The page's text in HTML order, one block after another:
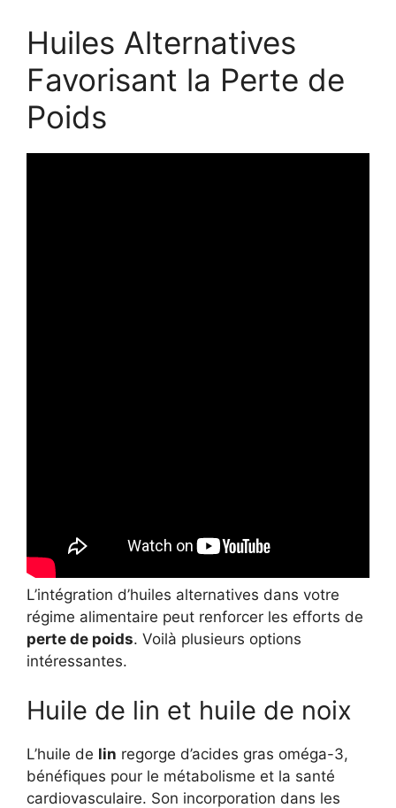
Huiles Alternatives
Favorisant la Perte de
Poids
L’intégration d’huiles alternatives dans votre
régime alimentaire peut renforcer les efforts de
perte de poids. Voilà plusieurs options
intéressantes.
Huile de lin et huile de noix
L’huile de lin regorge d’acides gras oméga-3,
bénéfiques pour le métabolisme et la santé
cardiovasculaire. Son incorporation dans les